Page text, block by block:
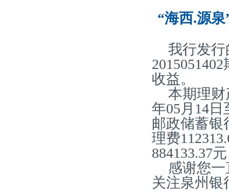
“海西.源
我行发行
收益。
本期理财
年05月14
邮政储蓄银
理费
884133.37
感谢您
关注泉州银